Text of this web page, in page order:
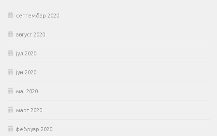
септембар 2020
август 2020
јул 2020
јун 2020
мај 2020
март 2020
фебруар 2020